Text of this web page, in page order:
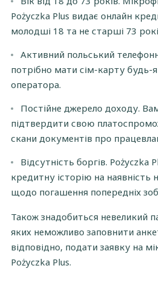
Pożyczka Plus видає онлайн
молодші 18 та не старші 73
Активний польський
потрібно мати сім-карту будь-
оператора.
Постійне джерело доходу.
підтвердити свою
скани документів про
Відсутність боргів. Pożyczka
кредитну історію на наявність
щодо погашення попередніх
Також знадобиться невеликий
яких неможливо заповнити
відповідно, подати заявку на
Pożyczka Plus.